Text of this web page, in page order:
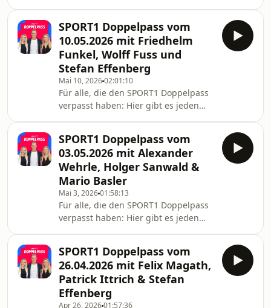
(Goldmedaille im Kugelstoßen bei
Podcast. In der aktuellen Folge sind
die Gäste: Oliver Kahn (Welttorhüter,
Fußballexperte, Speaker, Stifter,
Unternehmer und Manager), Neven
Subotic (2-mal Deutscher Meister/
2012 DFB-Pokalsieger / 2013
Champions-League-Finalist mit
Borussia Dortmund), Tobias Holtkamp
(Ko
SPORT1 Doppelpass vom
10.05.2026 mit Friedhelm
Funkel, Wolff Fuss und
Stefan Effenberg
Mai 10, 202602:01:10
Für alle, die den SPORT1 Doppelpass
verpasst haben: Hier gibt es jeden
Podcast. In der aktuellen Folge sind
die Gäste: Friedhelm Funkel
(Bundesligalegende, schaffte 7
Bundesliga-Aufstiege, Ex-Trainer von
Köln, Frankfurt, uvm.) , Frank Linkesch
(Kicker) , Wolff Fuss (Kommentator)
sowie die SPORT1-Experten Alfred
Draxler und Stefan Effenberg
SPORT1 Doppelpass vom
03.05.2026 mit Alexander
Wehrle, Holger Sanwald &
Mario Basler
Mai 3, 202601:58:13
Für alle, die den SPORT1 Doppelpass
verpasst haben: Hier gibt es jeden
Podcast. In der aktuellen Folge sind
die Gäste: Alexander Wehrle
(Vorstandsvorsitzender VfB Stuttgart),
Holger Sanwald
SPORT1 Doppelpass vom
26.04.2026 mit Felix Magath,
Patrick Ittrich & Stefan
Effenberg
Apr 26, 202601:57:36